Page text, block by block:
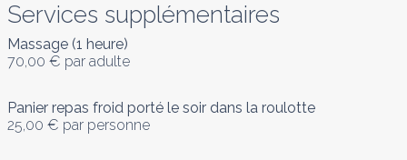
Services supplémentaires
Massage (1 heure)
70,00 € par adulte
Panier repas froid porté le soir dans la roulotte
25,00 € par personne